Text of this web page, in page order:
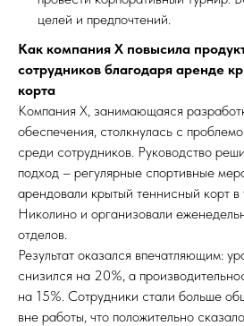
целей и предпочтений.
Как компания X повысила
сотрудников благодаря аренде
корта
Компания X, занимающаяся
обеспечения, столкнулась с
среди сотрудников. Руководство
подход – регулярные спортивные
арендовали крытый теннисный корт
Николино и организовали
отделов.
Результат оказался впечатляющим:
снизился на 20%, а
на 15%. Сотрудники стали больше
вне работы, что положительно